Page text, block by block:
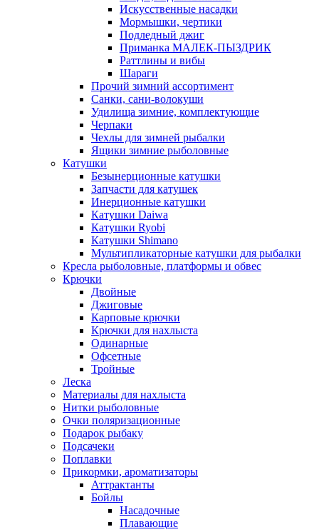
Искусственные насадки
Мормышки, чертики
Подледный джиг
Приманка МАЛЕК-ПЫЗДРИК
Раттлины и вибы
Шараги
Прочий зимний ассортимент
Санки, сани-волокуши
Удилища зимние, комплектующие
Черпаки
Чехлы для зимней рыбалки
Ящики зимние рыболовные
Катушки
Безынерционные катушки
Запчасти для катушек
Инерционные катушки
Катушки Daiwa
Катушки Ryobi
Катушки Shimano
Мультипликаторные катушки для рыбалки
Кресла рыболовные, платформы и обвес
Крючки
Двойные
Джиговые
Карповые крючки
Крючки для нахлыста
Одинарные
Офсетные
Тройные
Леска
Материалы для нахлыста
Нитки рыболовные
Очки поляризационные
Подарок рыбаку
Подсачеки
Поплавки
Прикормки, ароматизаторы
Аттрактанты
Бойлы
Насадочные
Плавающие